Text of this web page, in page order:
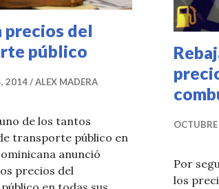
precios del
público
2014 ALEX MADERA
de los tantos
transporte público en
anunció
precios del
Por
los